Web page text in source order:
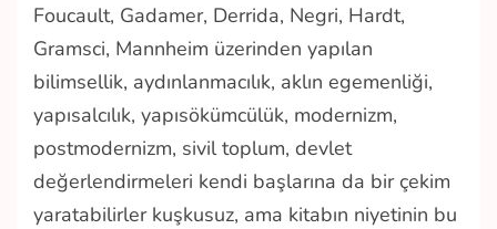
Foucault, Gadamer, Derrida, Negri, Hardt,
Gramsci, Mannheim üzerinden yapılan
bilimsellik, aydınlanmacılık, aklın egemenliği,
yapısalcılık, yapısökümcülük, modernizm,
postmodernizm, sivil toplum, devlet
değerlendirmeleri kendi başlarına da bir çekim
yaratabilirler kuşkusuz, ama kitabın niyetinin bu